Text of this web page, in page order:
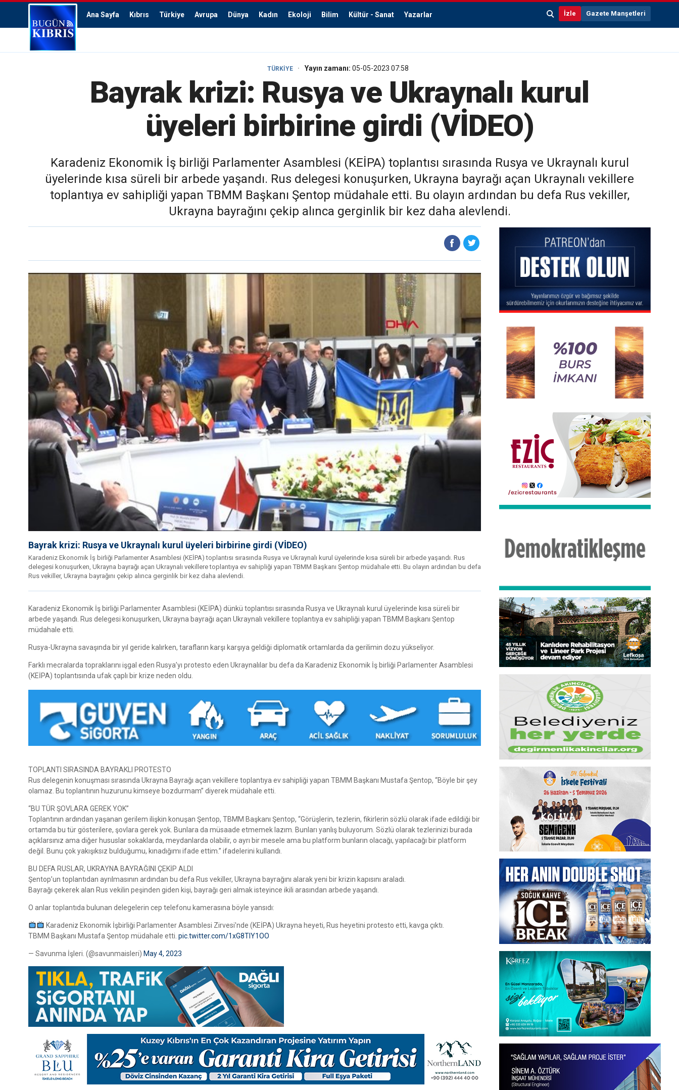
Ana Sayfa Kıbrıs Türkiye Avrupa Dünya Kadın Ekoloji Bilim Kültür - Sanat Yazarlar İzle Gazete Manşetleri
TÜRKİYE Yayın zamanı: 05-05-2023 07:58
Bayrak krizi: Rusya ve Ukraynalı kurul
üyeleri birbirine girdi (VİDEO)
Karadeniz Ekonomik İş birliği Parlamenter Asamblesi (KEİPA) toplantısı sırasında Rusya ve Ukraynalı kurul
üyelerinde kısa süreli bir arbede yaşandı. Rus delegesi konuşurken, Ukrayna bayrağı açan Ukraynalı vekillere
toplantıya ev sahipliği yapan TBMM Başkanı Şentop müdahale etti. Bu olayın ardından bu defa Rus vekiller,
Ukrayna bayrağını çekip alınca gerginlik bir kez daha alevlendi.
Bayrak krizi: Rusya ve Ukraynalı kurul üyeleri birbirine girdi (VİDEO)
Karadeniz Ekonomik İş birliği Parlamenter Asamblesi (KEİPA) toplantısı sırasında Rusya ve Ukraynalı kurul üyelerinde kısa süreli bir arbede yaşandı. Rus
delegesi konuşurken, Ukrayna bayrağı açan Ukraynalı vekillere toplantıya ev sahipliği yapan TBMM Başkanı Şentop müdahale etti. Bu olayın ardından bu defa
Rus vekiller, Ukrayna bayrağını çekip alınca gerginlik bir kez daha alevlendi.
Karadeniz Ekonomik İş birliği Parlamenter Asamblesi (KEİPA) dünkü toplantısı sırasında Rusya ve Ukraynalı kurul üyelerinde kısa süreli bir
arbede yaşandı. Rus delegesi konuşurken, Ukrayna bayrağı açan Ukraynalı vekillere toplantıya ev sahipliği yapan TBMM Başkanı Şentop
müdahale etti.
Rusya-Ukrayna savaşında bir yıl geride kalırken, tarafların karşı karşıya geldiği diplomatik ortamlarda da gerilimin dozu yükseliyor.
Farklı mecralarda topraklarını işgal eden Rusya’yı protesto eden Ukraynalılar bu defa da Karadeniz Ekonomik İş birliği Parlamenter Asamblesi
(KEİPA) toplantısında ufak çaplı bir krize neden oldu.
TOPLANTI SIRASINDA BAYRAKLI PROTESTO
Rus delegenin konuşması sırasında Ukrayna Bayrağı açan vekillere toplantıya ev sahipliği yapan TBMM Başkanı Mustafa Şentop, “Böyle bir şey
olamaz. Bu toplantının huzurunu kimseye bozdurmam” diyerek müdahale etti.
“BU TÜR ŞOVLARA GEREK YOK”
Toplantının ardından yaşanan gerilem ilişkin konuşan Şentop, TBMM Başkanı Şentop, “Görüşlerin, tezlerin, fikirlerin sözlü olarak ifade edildiği bir
ortamda bu tür gösterilere, şovlara gerek yok. Bunlara da müsaade etmemek lazım. Bunları yanlış buluyorum. Sözlü olarak tezlerinizi burada
açıklarsınız ama diğer hususlar sokaklarda, meydanlarda olabilir, o ayrı bir mesele ama bu platform bunların olacağı, yapılacağı bir platform
değil. Bunu çok yakışıksız bulduğumu, kınadığımı ifade ettim.” ifadelerini kullandı.
BU DEFA RUSLAR, UKRAYNA BAYRAĞINI ÇEKİP ALDI
Şentop’un toplantıdan ayrılmasının ardından bu defa Rus vekiller, Ukrayna bayrağını alarak yeni bir krizin kapısını araladı.
Bayrağı çekerek alan Rus vekilin peşinden giden kişi, bayrağı geri almak isteyince ikili arasından arbede yaşandı.
O anlar toplantıda bulunan delegelerin cep telefonu kamerasına böyle yansıdı:
Karadeniz Ekonomik İşbirliği Parlamenter Asamblesi Zirvesi'nde (KEİPA) Ukrayna heyeti, Rus heyetini protesto etti, kavga çıktı.
TBMM Başkanı Mustafa Şentop müdahale etti. pic.twitter.com/1xG8TlY1OO
— Savunma İşleri. (@savunmaisleri) May 4, 2023